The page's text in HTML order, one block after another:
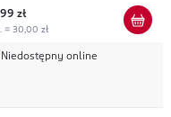
99 zł
= 30,00 zł
Niedostępny online